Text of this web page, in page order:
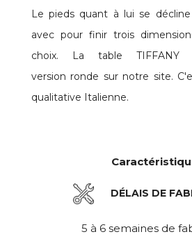
Le pieds quant à lui se
avec pour finir trois
choix. La table
version ronde sur notre site.
qualitative Italienne.
DÉLAIS DE
5 à 6 semaines de